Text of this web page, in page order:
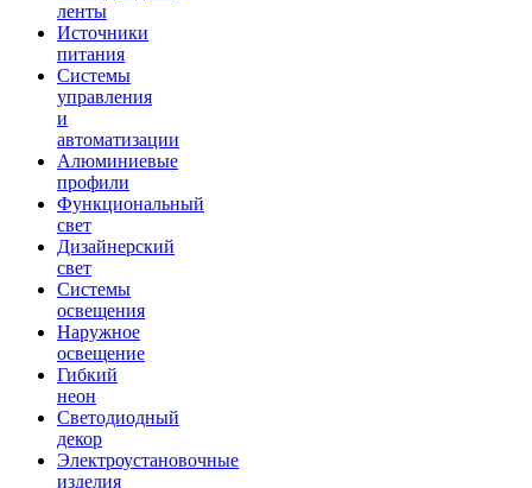
ленты
Источники
питания
Системы
управления
и
автоматизации
Алюминиевые
профили
Функциональный
свет
Дизайнерский
свет
Системы
освещения
Наружное
освещение
Гибкий
неон
Светодиодный
декор
Электроустановочные
изделия